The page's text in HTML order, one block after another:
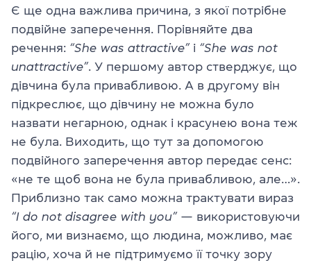
Є ще одна важлива причина, з якої потрібне
подвійне заперечення. Порівняйте два
речення: “She was attractive”і “She was not
unattractive”. У першому автор стверджує, що
дівчина була привабливою. А в другому він
підкреслює, що дівчину не можна було
назвати негарною, однак і красунею вона теж
не була. Виходить, що тут за допомогою
подвійного заперечення автор передає сенс:
«не те щоб вона не була привабливою, але…».
Приблизно так само можна трактувати вираз
“I do not disagree with you”— використовуючи
його, ми визнаємо, що людина, можливо, має
рацію, хоча й не підтримуємо її точку зору